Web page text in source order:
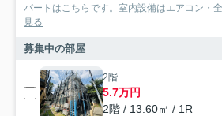
パートはこちらです。室内設備はエアコン・
見る
募集中の部屋
2階
5.7万円
2階 / 13.60㎡ / 1R